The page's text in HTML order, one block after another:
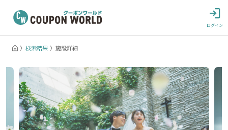
ログイン
検索結果 施設詳細